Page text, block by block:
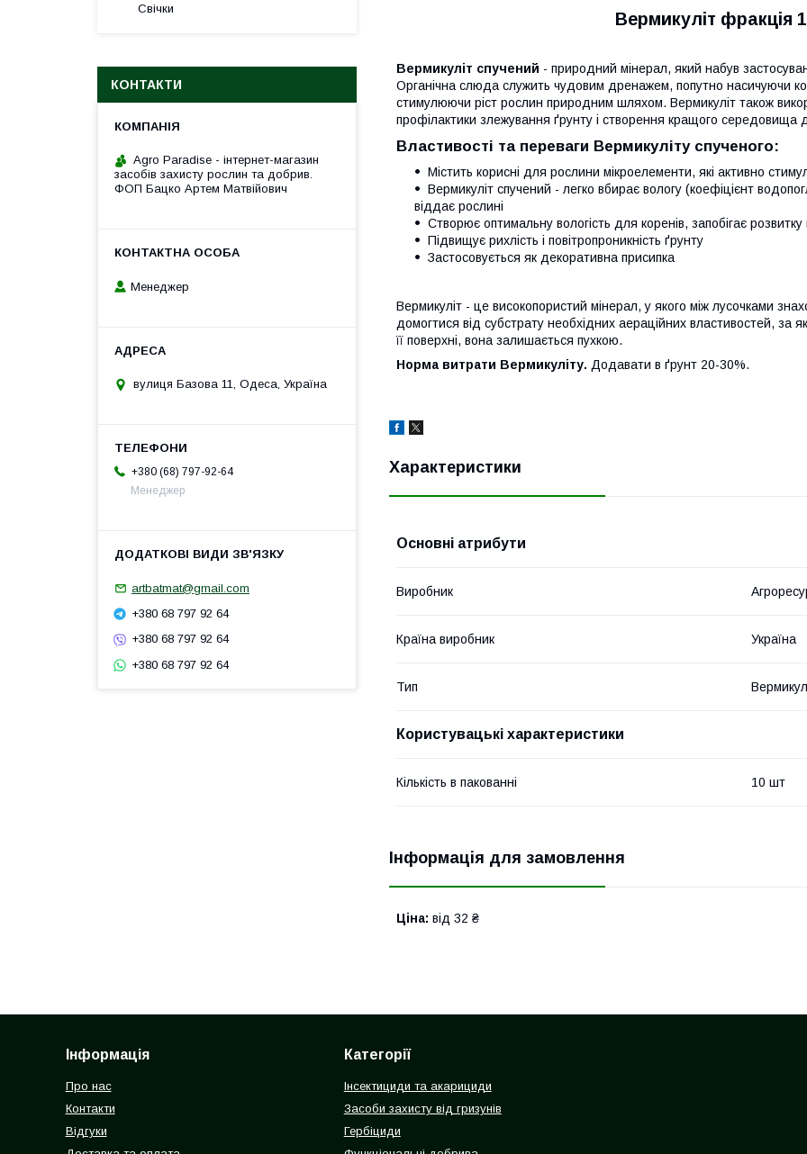
Вермикуліт фракція
Вермикуліт спучений - природний мінерал, який набув
Органічна слюда служить чудовим дренажем, попутно насичуючи
стимулюючи ріст рослин природним шляхом. Вермикуліт також
профілактики злежування ґрунту і створення кращого середовища
Властивості та переваги Вермикуліту спученого:
Містить корисні для рослини мікроелементи, які активно
Вермикуліт спучений - легко вбирає вологу (коефіцієнт
віддає рослині
Створює оптимальну вологість для коренів, запобігає
Підвищує рихлість і повітропроникність ґрунту
Застосовується як декоративна присипка
Вермикуліт - це високопористий мінерал, у якого між лусочками
домогтися від субстрату необхідних аераційних властивостей, за
її поверхні, вона залишається пухкою.
Норма витрати Вермикуліту. Додавати в ґрунт 20-30%.
Характеристики
Основні атрибути
Виробник
Країна виробник Україна
Тип
Користувацькі характеристики
Кількість в пакованні 10 шт
Інформація для замовлення
Ціна: від 32 ₴
Свічки
КОНТАКТИ
Agro Paradise - інтернет-магазин
засобів захисту рослин та добрив.
ФОП Бацко Артем Матвійович
Менеджер
вулиця Базова 11, Одеса, Україна
+380 (68) 797-92-64
Менеджер
artbatmat@gmail.com
+380 68 797 92 64
+380 68 797 92 64
+380 68 797 92 64
Інформація
Про нас
Контакти
Відгуки
Категорії
Інсектициди та акарициди
Засоби захисту від гризунів
Гербіциди